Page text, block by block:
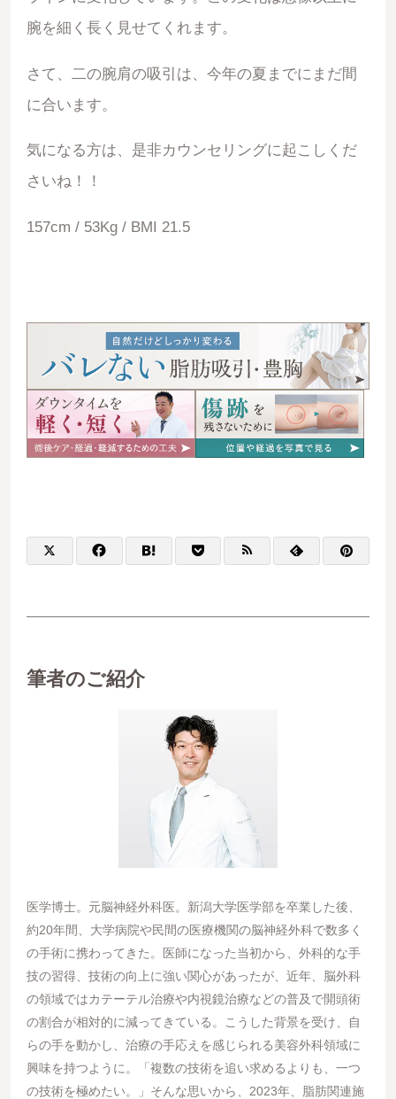
腕を細く長く見せてくれます。
さて、二の腕肩の吸引は、今年の夏までにまだ間
に合います。
気になる方は、是非カウンセリングに起こしくだ
さいね！！
157cm / 53Kg / BMI 21.5
筆者のご紹介
医学博⼠。元脳神経外科医。新潟⼤学医学部を卒業した後、
約20年間、⼤学病院や⺠間の医療機関の脳神経外科で数多く
の⼿術に携わってきた。医師になった当初から、外科的な⼿
技の習得、技術の向上に強い関⼼があったが、近年、脳外科
の領域ではカテーテル治療や内視鏡治療などの普及で開頭術
の割合が相対的に減ってきている。こうした背景を受け、⾃
らの⼿を動かし、治療の⼿応えを感じられる美容外科領域に
興味を持つように。「複数の技術を追い求めるよりも、⼀つ
の技術を極めたい。」そんな思いから、2023年、脂肪関連施